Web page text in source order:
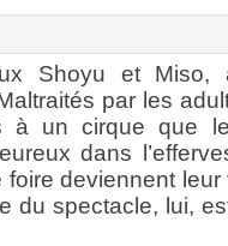
Shoyu et
par les
à un cirque que
dans
deviennent
du spectacle, lui,